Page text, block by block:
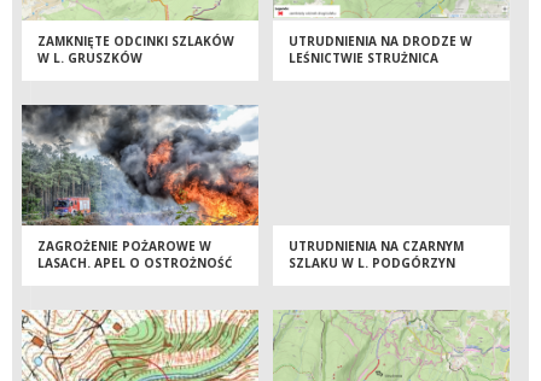
ZAMKNIĘTE ODCINKI SZLAKÓW
W L. GRUSZKÓW
UTRUDNIENIA NA DRODZE W
LEŚNICTWIE STRUŻNICA
ZAGROŻENIE POŻAROWE W
LASACH. APEL O OSTROŻNOŚĆ
UTRUDNIENIA NA CZARNYM
SZLAKU W L. PODGÓRZYN